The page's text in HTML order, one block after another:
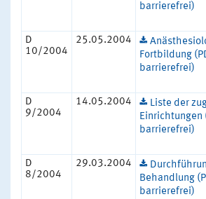
barrierefrei)
D
10/2004
25.05.2004
Fortbildung
barrierefrei)
D
9/2004
14.05.2004
Liste der
Einrichtungen
barrierefrei)
D
8/2004
29.03.2004
Behandlung
barrierefrei)